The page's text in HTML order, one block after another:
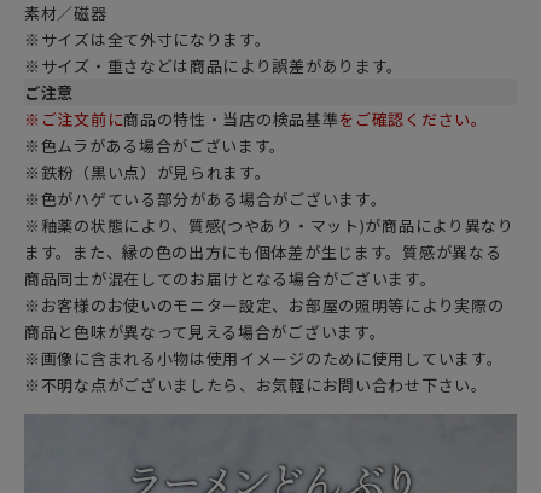
素材／磁器
※サイズは全て外寸になります。
※サイズ・重さなどは商品により誤差があります。
ご注意
※ご注文前に商品の特性・当店の検品基準をご確認ください。
※色ムラがある場合がございます。
※鉄粉（黒い点）が見られます。
※色がハゲている部分がある場合がございます。
※釉薬の状態により、質感(つやあり・マット)が商品により異なり
ます。また、縁の色の出方にも個体差が生じます。質感が異なる
商品同士が混在してのお届けとなる場合がございます。
※お客様のお使いのモニター設定、お部屋の照明等により実際の
商品と色味が異なって見える場合がございます。
※画像に含まれる小物は使用イメージのために使用しています。
※不明な点がございましたら、お気軽にお問い合わせ下さい。